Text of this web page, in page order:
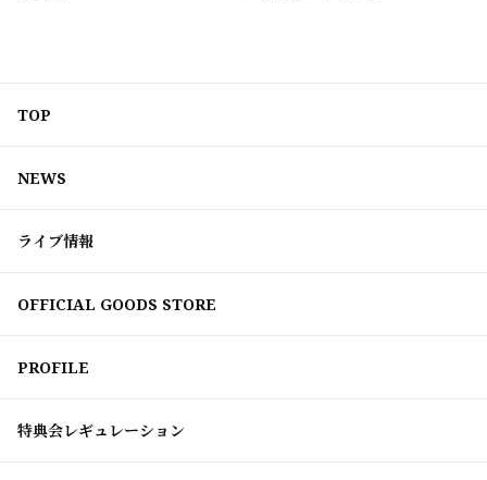
TOP
NEWS
ライブ情報
OFFICIAL GOODS STORE
PROFILE
特典会レギュレーション